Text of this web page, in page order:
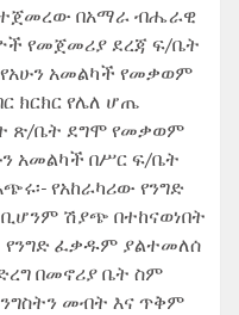
በአማራ ብሔራዊ
የመጀመሪያ ደረጃ ፍ/ቤት
የአሁን አመልካች የመቃወም
ክርክር የሌለ ሆጤ
ጽ/ቤት ደግሞ የመቃወም
አመልካች በሥር ፍ/ቤት
የአከራካሪው የንግድ
ሽያጭ በተከናወነበት
የንግድ ፈቃዱም ያልተመለሰ
በመኖሪያ ቤት ስም
መብት እና ጥቅም